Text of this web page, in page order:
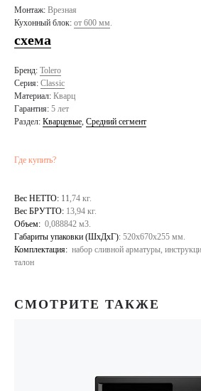
Монтаж: Врезная
Кухонный блок: от 600 мм.
схема
Бренд: Tolero
Серия: Classic
Материал: Кварц
Гарантия: 5 лет
Раздел: Кварцевые, Средний сегмент
Где купить?
Вес НЕТТО: 11,74 кг.
Вес БРУТТО: 13,94 кг.
Объем: 0,088842 м3.
Габариты упаковки (ШхДхГ): 520х670х255 мм.
Комплектация: набор сливной арматуры,
талон
СМОТРИТЕ ТАКЖЕ